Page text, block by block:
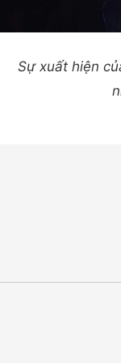
Sự xuất hiện